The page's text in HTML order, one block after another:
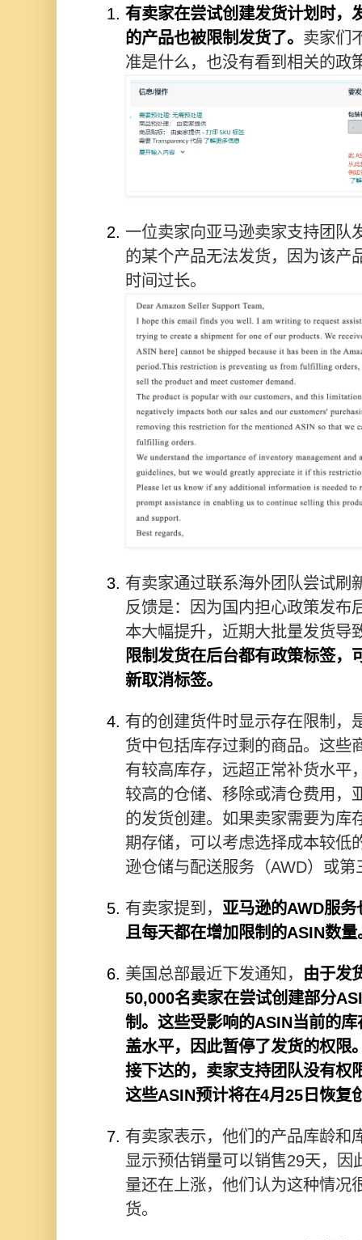
有卖家在尝试创建发货计划时，
的产品也被限制发货了。 卖家们
准是什么，也没有看到相关的政
一位卖家向亚马逊卖家支持团队
的某个产品无法发货，因为该产
时间过长。
有卖家通过联系海外团队尝试刷
反馈是：因为国内担心政策发布
本大幅提升，近期大批量发货导
限制发货在后台都有政策标签，
新取消标签。
有的创建货件时显示存在限制，
货中包括库存过剩的商品。这些
有较高库存，远超正常补货水平
较高的仓储、移除或清仓费用，
的发货创建。如果卖家需要为库
期存储，可以考虑选择成本较低
逊仓储与配送服务（AWD）或第
有卖家提到， 亚马逊的AWD服
且每天都在增加限制的ASIN数量
美国总部最近下发通知， 由于发
50,000名卖家在尝试创建部分
制。这些受影响的ASIN当前的
盖水平，因此暂停了发货的权限
接下达的，卖家支持团队没有权
这些ASIN预计将在4月25日恢复
有卖家表示，他们的产品库龄和
显示预估销量可以销售29天，因
量还在上涨，他们认为这种情况
货。